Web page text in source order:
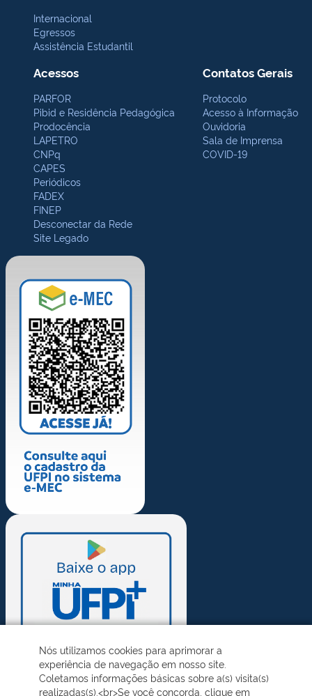
Internacional
Egressos
Assistência Estudantil
Acessos
PARFOR
Pibid e Residência Pedagógica
Prodocência
LAPETRO
CNPq
CAPES
Periódicos
FADEX
FINEP
Desconectar da Rede
Site Legado
Contatos Gerais
Protocolo
Acesso à Informação
Ouvidoria
Sala de Imprensa
COVID-19
Nós utilizamos cookies para aprimorar a
experiência de navegação em nosso site.
Coletamos informações básicas sobre a(s) visita(s)
realizadas(s).<br>Se você concorda, clique em